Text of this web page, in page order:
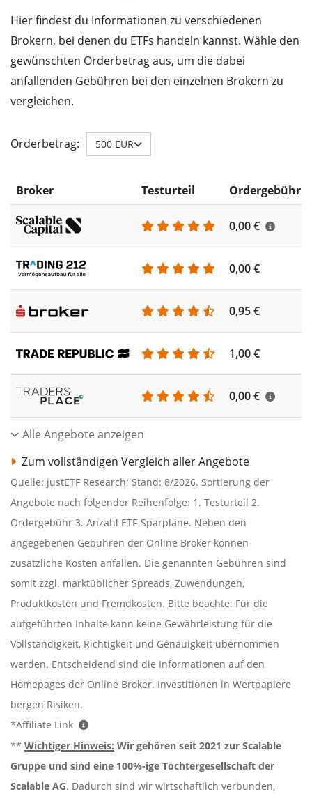
Hier findest du Informationen zu verschiedenen
Brokern, bei denen du ETFs handeln kannst. Wähle den
gewünschten Orderbetrag aus, um die dabei
anfallenden Gebühren bei den einzelnen Brokern zu
vergleichen.
Orderbetrag: 500 EUR
Broker Testurteil Ordergebühr
0,00 €
0,00 €
0,95 €
1,00 €
0,00 €
Alle Angebote anzeigen
Zum vollständigen Vergleich aller Angebote
Quelle: justETF Research; Stand: 8/2026. Sortierung der
Angebote nach folgender Reihenfolge: 1. Testurteil 2.
Ordergebühr 3. Anzahl ETF-Sparpläne. Neben den
angegebenen Gebühren der Online Broker können
zusätzliche Kosten anfallen. Die genannten Gebühren sind
somit zzgl. marktüblicher Spreads, Zuwendungen,
Produktkosten und Fremdkosten. Bitte beachte: Für die
aufgeführten Inhalte kann keine Gewährleistung für die
Vollständigkeit, Richtigkeit und Genauigkeit übernommen
werden. Entscheidend sind die Informationen auf den
Homepages der Online Broker. Investitionen in Wertpapiere
bergen Risiken.
*Affiliate Link
** Wichtiger Hinweis: Wir gehören seit 2021 zur Scalable
Gruppe und sind eine 100%-ige Tochtergesellschaft der
Scalable AG. Dadurch sind wir wirtschaftlich verbunden,